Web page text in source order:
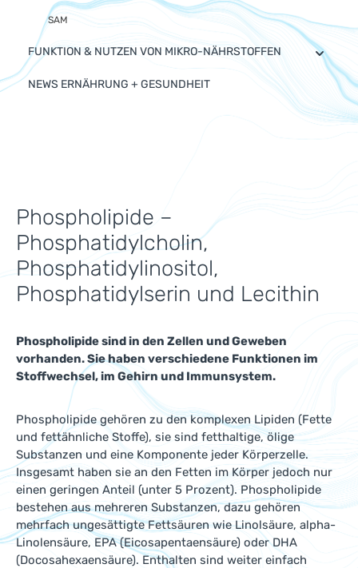
SAM
FUNKTION & NUTZEN VON MIKRO-NÄHRSTOFFEN
NEWS ERNÄHRUNG + GESUNDHEIT
Phospholipide –
Phosphatidylcholin,
Phosphatidylinositol,
Phosphatidylserin und Lecithin
Phospholipide sind in den Zellen und Geweben
vorhanden. Sie haben verschiedene Funktionen im
Stoffwechsel, im Gehirn und Immunsystem.
Phospholipide gehören zu den komplexen Lipiden (Fette
und fettähnliche Stoffe), sie sind fetthaltige, ölige
Substanzen und eine Komponente jeder Körperzelle.
Insgesamt haben sie an den Fetten im Körper jedoch nur
einen geringen Anteil (unter 5 Prozent). Phospholipide
bestehen aus mehreren Substanzen, dazu gehören
mehrfach ungesättigte Fettsäuren wie Linolsäure, alpha-
Linolensäure, EPA (Eicosapentaensäure) oder DHA
(Docosahexaensäure). Enthalten sind weiter einfach